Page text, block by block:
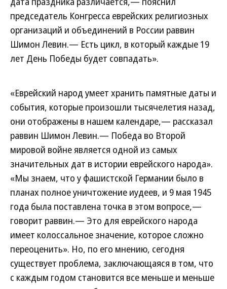
председатель Конгресса еврейских религиозных
организаций и объединений в России раввин
Шимон Левин.— Есть цикл, в который каждые 19
лет День Победы будет совпадать».
«Еврейский народ умеет хранить памятные даты и
события, которые произошли тысячелетия назад,
они отображены в нашем календаре,— рассказал
раввин Шимон Левин.— Победа во Второй
мировой войне является одной из самых
значительных дат в истории еврейского народа».
«Мы знаем, что у фашистской Германии было в
планах полное уничтожение иудеев, и 9 мая 1945
года была поставлена точка в этом вопросе,—
говорит раввин.— Это для еврейского народа
имеет колоссальное значение, которое сложно
переоценить». Но, по его мнению, сегодня
существует проблема, заключающаяся в том, что
с каждым годом становится все меньше и меньше